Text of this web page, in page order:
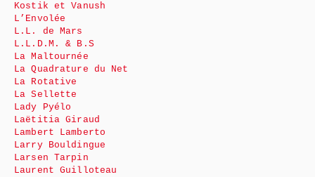
Kostik et Vanush
L’Envolée
L.L. de Mars
L.L.D.M. & B.S
La Maltournée
La Quadrature du Net
La Rotative
La Sellette
Lady Pyélo
Laëtitia Giraud
Lambert Lamberto
Larry Bouldingue
Larsen Tarpin
Laurent Guilloteau